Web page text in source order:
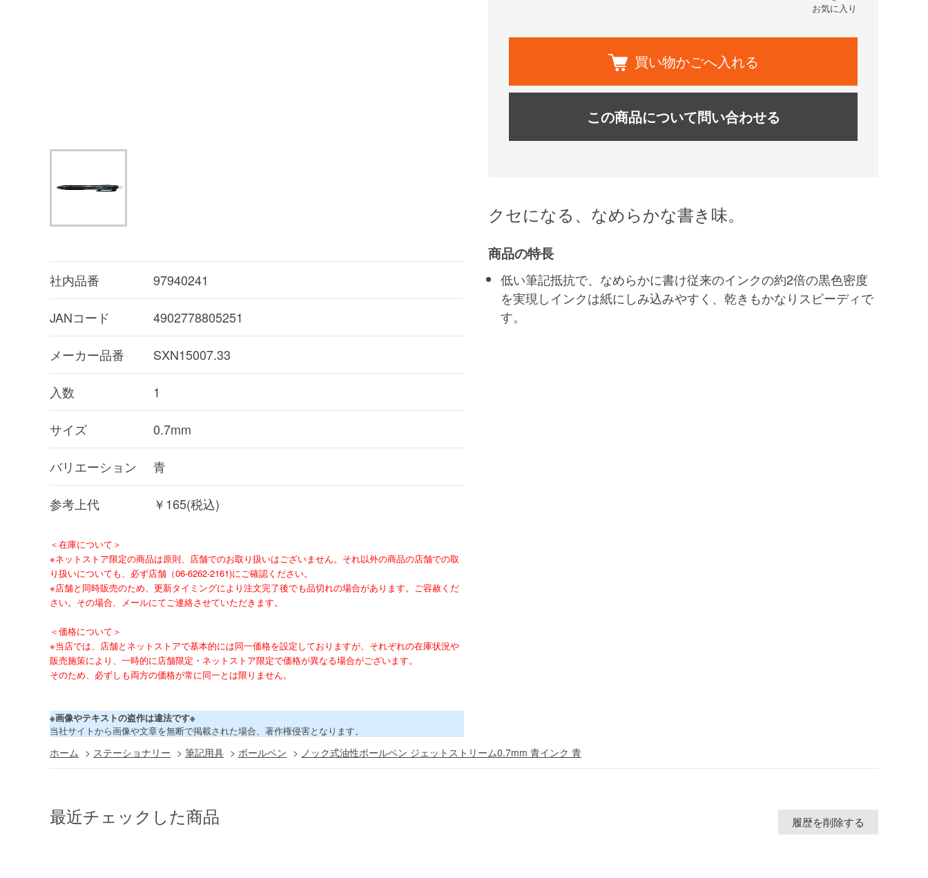
社内品番 97940241
JANコード 4902778805251
メーカー品番 SXN15007.33
入数 1
サイズ 0.7mm
バリエーション 青
参考上代 ￥165(税込)
＜在庫について＞
※ネットストア限定の商品は原則、店舗でのお取り扱いはございません。それ以外の商品の店舗での取
り扱いについても、必ず店舗（06-6262-2161)にご確認ください。
※店舗と同時販売のため、更新タイミングにより注文完了後でも品切れの場合があります。ご容赦くだ
さい。その場合、メールにてご連絡させていただきます。
＜価格について＞
※当店では、店舗とネットストアで基本的には同一価格を設定しておりますが、それぞれの在庫状況や
販売施策により、一時的に店舗限定・ネットストア限定で価格が異なる場合がございます。
そのため、必ずしも両方の価格が常に同一とは限りません。
※画像やテキストの盗作は違法です※
当社サイトから画像や文章を無断で掲載された場合、著作権侵害となります。
お気に入り
買い物かごへ入れる
この商品について問い合わせる
クセになる、なめらかな書き味。
商品の特長
低い筆記抵抗で、なめらかに書け従来のインクの約2倍の黒色密度
を実現しインクは紙にしみ込みやすく、乾きもかなりスピーディで
す。
ホーム > ステーショナリー > 筆記用具 > ボールペン > ノック式油性ボールペン ジェットストリーム0.7mm 青インク 青
最近チェックした商品 履歴を削除する